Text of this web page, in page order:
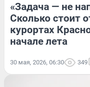
«Задача — не
Сколько стоит
курортах
начале лета
30 мая, 2026, 06:30 349